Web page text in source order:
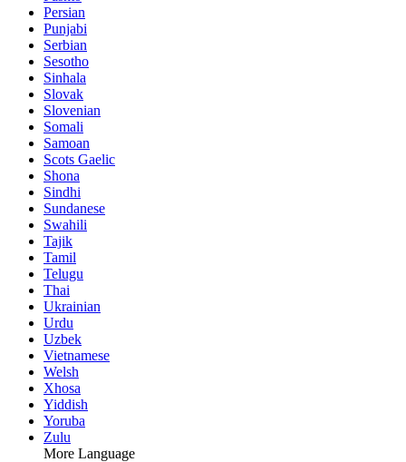
Persian
Punjabi
Serbian
Sesotho
Sinhala
Slovak
Slovenian
Somali
Samoan
Scots Gaelic
Shona
Sindhi
Sundanese
Swahili
Tajik
Tamil
Telugu
Thai
Ukrainian
Urdu
Uzbek
Vietnamese
Welsh
Xhosa
Yiddish
Yoruba
Zulu
More Language